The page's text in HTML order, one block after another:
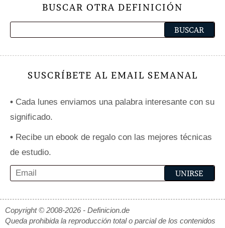
BUSCAR OTRA DEFINICIÓN
SUSCRÍBETE AL EMAIL SEMANAL
• Cada lunes enviamos una palabra interesante con su
significado.
• Recibe un ebook de regalo con las mejores técnicas
de estudio.
Copyright © 2008-2026 - Definicion.de
Queda prohibida la reproducción total o parcial de los contenidos